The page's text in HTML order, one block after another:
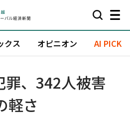
クス オピニオン AI PICK
罪、342人被害
軽さ